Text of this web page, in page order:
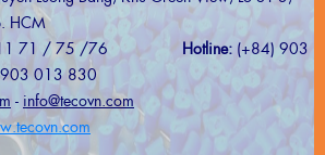
HCM
1111 71 / 75 /76 Hotline: (+84) 903
013 830
- info@tecovn.com